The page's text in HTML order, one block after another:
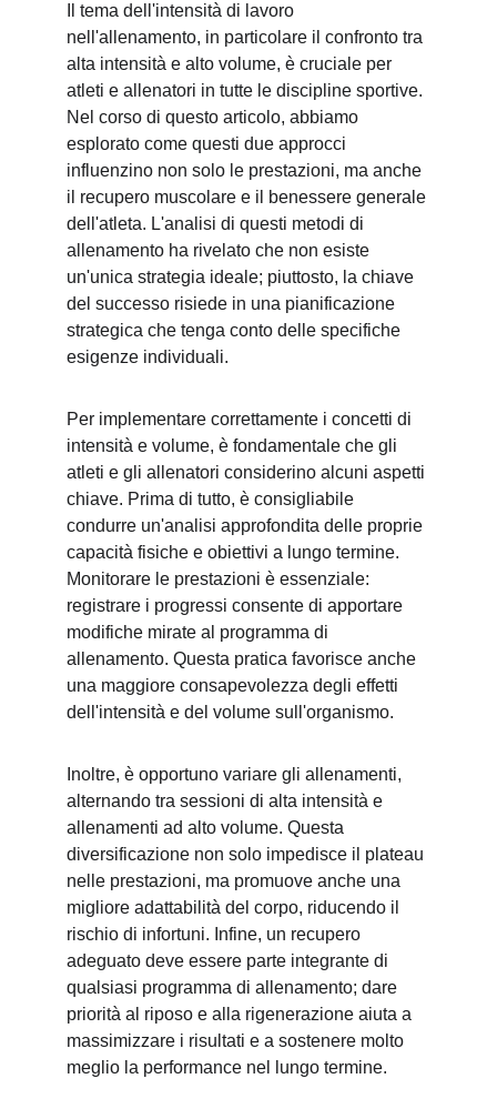
Il tema dell'intensità di lavoro
nell'allenamento, in particolare il confronto tra
alta intensità e alto volume, è cruciale per
atleti e allenatori in tutte le discipline sportive.
Nel corso di questo articolo, abbiamo
esplorato come questi due approcci
influenzino non solo le prestazioni, ma anche
il recupero muscolare e il benessere generale
dell'atleta. L'analisi di questi metodi di
allenamento ha rivelato che non esiste
un'unica strategia ideale; piuttosto, la chiave
del successo risiede in una pianificazione
strategica che tenga conto delle specifiche
esigenze individuali.
Per implementare correttamente i concetti di
intensità e volume, è fondamentale che gli
atleti e gli allenatori considerino alcuni aspetti
chiave. Prima di tutto, è consigliabile
condurre un'analisi approfondita delle proprie
capacità fisiche e obiettivi a lungo termine.
Monitorare le prestazioni è essenziale:
registrare i progressi consente di apportare
modifiche mirate al programma di
allenamento. Questa pratica favorisce anche
una maggiore consapevolezza degli effetti
dell'intensità e del volume sull'organismo.
Inoltre, è opportuno variare gli allenamenti,
alternando tra sessioni di alta intensità e
allenamenti ad alto volume. Questa
diversificazione non solo impedisce il plateau
nelle prestazioni, ma promuove anche una
migliore adattabilità del corpo, riducendo il
rischio di infortuni. Infine, un recupero
adeguato deve essere parte integrante di
qualsiasi programma di allenamento; dare
priorità al riposo e alla rigenerazione aiuta a
massimizzare i risultati e a sostenere molto
meglio la performance nel lungo termine.